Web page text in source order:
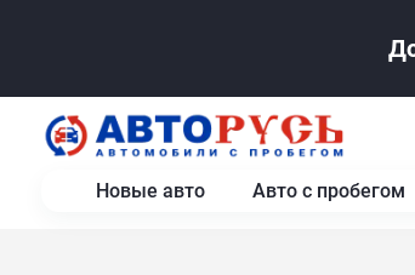
Новые авто Авто с пробегом